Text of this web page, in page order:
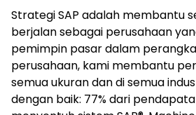
Strategi SAP adalah membantu
berjalan sebagai perusahaan
pemimpin pasar dalam
perusahaan, kami membantu
semua ukuran dan di semua
dengan baik: 77% dari